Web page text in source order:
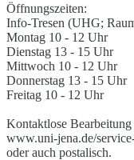
Öffnungszeiten:
Info-Tresen (UHG;
Montag 10 - 12 Uhr
Dienstag 13 - 15 Uhr
Mittwoch 10 - 12 Uhr
Donnerstag 13 - 15 Uhr
Freitag 10 - 12 Uhr
Kontaktlose
www.uni-jena.de/
oder auch postalisch.